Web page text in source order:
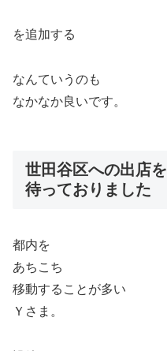
を追加する
なんていうのも
なかなか良いです。
世田谷区への出店を
待っておりました
都内を
あちこち
移動することが多い
Ｙさま。